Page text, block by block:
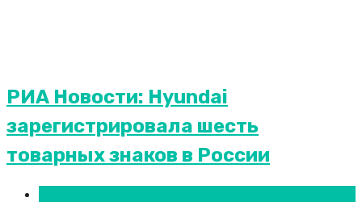
РИА Новости: Hyundai
зарегистрировала шесть
товарных знаков в России